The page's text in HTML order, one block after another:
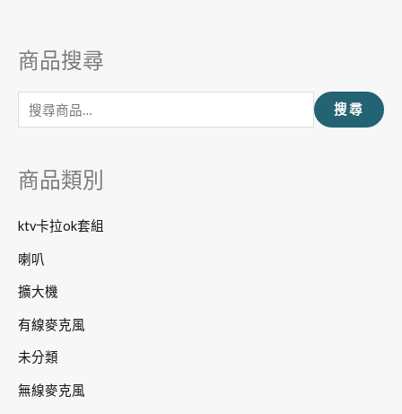
商品搜尋
搜
關
:
搜尋
商品類別
ktv卡拉ok套組
喇叭
擴大機
有線麥克風
未分類
無線麥克風